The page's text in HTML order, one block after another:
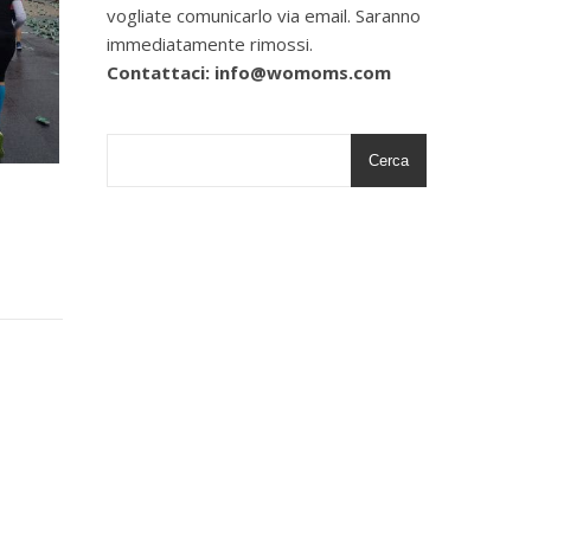
vogliate comunicarlo via email. Saranno
immediatamente rimossi.
Contattaci: info@womoms.com
Cerca